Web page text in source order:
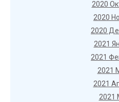
2020
2020
2020
2021
2021
2021
2021
2021